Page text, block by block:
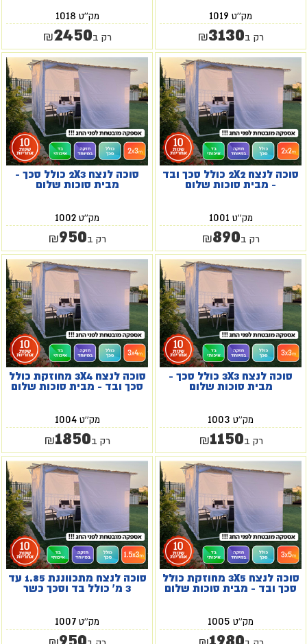
מק''ט 1019
רק ב ₪3130
מק''ט 1018
רק ב ₪2450
סוכה לנצח 2X2 כולל סכך ובד
- מבית סוכות שלום
מק''ט 1001
רק ב ₪890
סוכה לנצח 2X3 כולל סכך -
מבית סוכות שלום
מק''ט 1002
רק ב ₪950
סוכה לנצח 3X3 כולל סכך -
מבית סוכות שלום
מק''ט 1003
רק ב ₪1150
סוכה לנצח 3X4 מחוזקת כולל
סכך ובד - מבית סוכות שלום
מק''ט1004
רק ב ₪1850
סוכה לנצח 3X5 מחוזקת כולל
סכך ובד - מבית סוכות שלום
מק''ט 1005
1980
סוכה לנצח מתכווננת 1.85 עד
3 מ' כולל בד וסכך כשר
מק''ט 1007
950